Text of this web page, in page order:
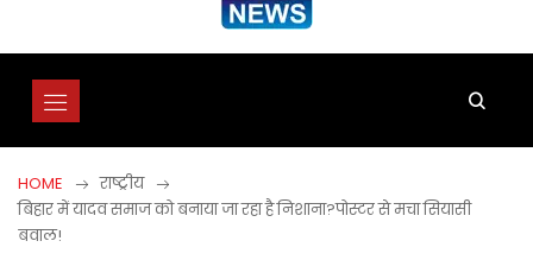
HOME
राष्ट्रीय
बिहार में यादव समाज को बनाया जा रहा है निशाना?पोस्टर से मचा सियासी
बवाल!